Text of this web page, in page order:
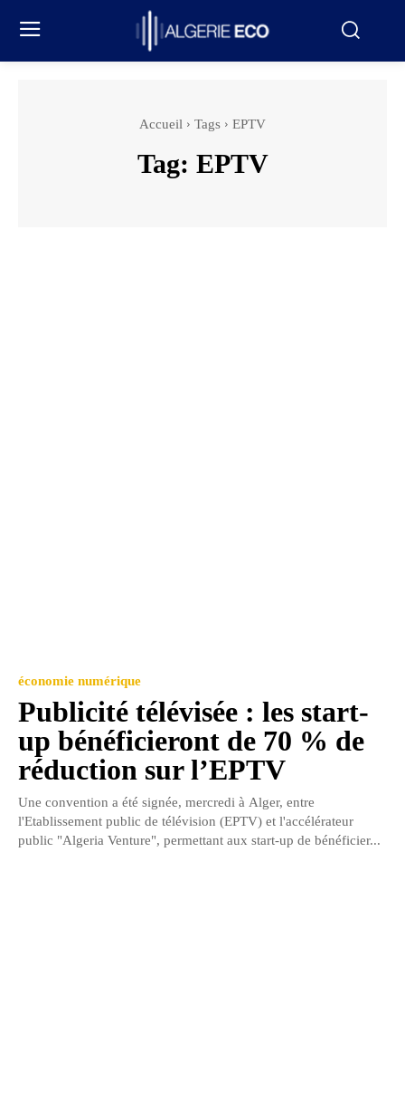
Accueil Tags EPTV
Tag: EPTV
économie numérique
Publicité télévisée : les start-
up bénéficieront de 70 % de
réduction sur l’EPTV
Une convention a été signée, mercredi à Alger, entre
l'Etablissement public de télévision (EPTV) et l'accélérateur
public "Algeria Venture", permettant aux start-up de bénéficier...